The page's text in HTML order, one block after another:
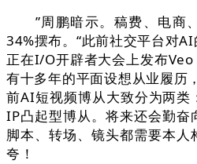
”周鹏暗示。稿费、电商
34%摆布。“此前社交平台对
正在I/O开辟者大会上发布
有十多年的平面设想从业履历
前AI短视频博从大致分为两类
IP凸起型博从。将来还会勤奋
脚本、转场、镜头都需要本
夸！